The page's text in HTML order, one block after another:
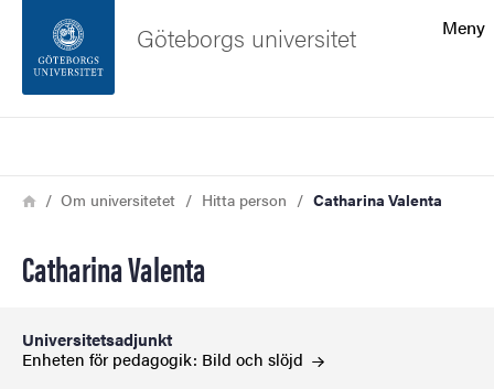
Sidfoten
Meny
Göteborgs universitet
Länkstig
HemOm universitetet Hitta person Catharina Valenta
Catharina Valenta
Universitetsadjunkt
Enheten för pedagogik: Bild och slöjd